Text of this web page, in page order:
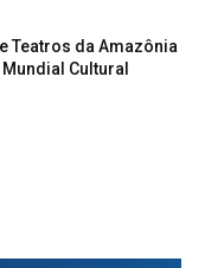
Teatros da Amazônia
Cultural